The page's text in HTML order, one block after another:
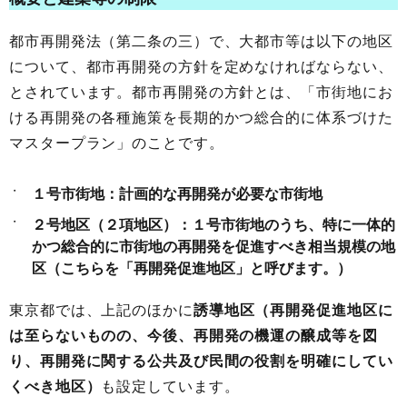
都市再開発法（第二条の三）で、大都市等は以下の地区
について、都市再開発の方針を定めなければならない、
とされています。都市再開発の方針とは、「市街地にお
ける再開発の各種施策を長期的かつ総合的に体系づけた
マスタープラン」のことです。
１号市街地：計画的な再開発が必要な市街地
２号地区（２項地区）：１号市街地のうち、特に一体的
かつ総合的に市街地の再開発を促進すべき相当規模の地
区（こちらを「再開発促進地区」と呼びます。）
東京都では、上記のほかに誘導地区（再開発促進地区に
は至らないものの、今後、再開発の機運の醸成等を図
り、再開発に関する公共及び民間の役割を明確にしてい
くべき地区）
も設定しています。